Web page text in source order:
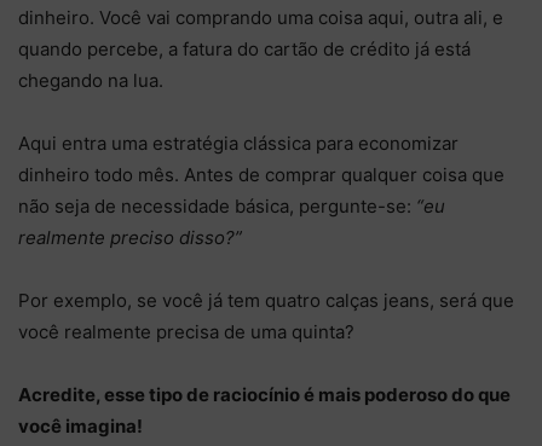
dinheiro. Você vai comprando uma coisa aqui, outra ali, e
quando percebe, a fatura do cartão de crédito já está
chegando na lua.
Aqui entra uma estratégia clássica para economizar
dinheiro todo mês. Antes de comprar qualquer coisa que
não seja de necessidade básica, pergunte-se: “eu
realmente preciso disso?”
Por exemplo, se você já tem quatro calças jeans, será que
você realmente precisa de uma quinta?
Acredite, esse tipo de raciocínio é mais poderoso do que
você imagina!